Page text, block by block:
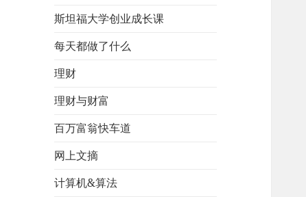
斯坦福大学创业成长课
每天都做了什么
理财
理财与财富
百万富翁快车道
网上文摘
计算机&算法